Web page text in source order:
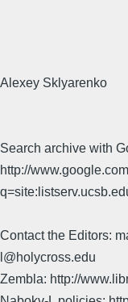
Alexey Sklyarenko
Search archive with
http://
Contact the Editors:
l@holycross.edu
Zembla: http://